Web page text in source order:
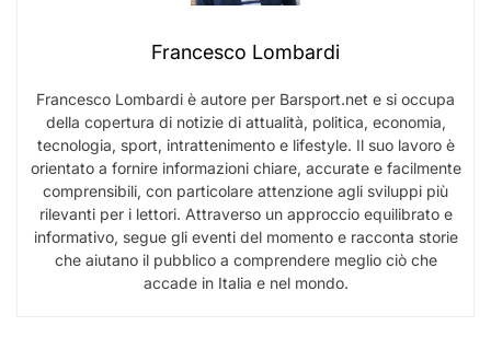
Francesco Lombardi
Francesco Lombardi è autore per Barsport.net e si occupa
della copertura di notizie di attualità, politica, economia,
tecnologia, sport, intrattenimento e lifestyle. Il suo lavoro è
orientato a fornire informazioni chiare, accurate e facilmente
comprensibili, con particolare attenzione agli sviluppi più
rilevanti per i lettori. Attraverso un approccio equilibrato e
informativo, segue gli eventi del momento e racconta storie
che aiutano il pubblico a comprendere meglio ciò che
accade in Italia e nel mondo.